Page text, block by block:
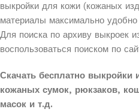
выкройки для кожи (кожаных
материалы максимально удобно
Для поиска по архиву выкроек
воспользоваться поиском по
Скачать бесплатно
кожаных сумок, рюкзаков,
масок и т.д.